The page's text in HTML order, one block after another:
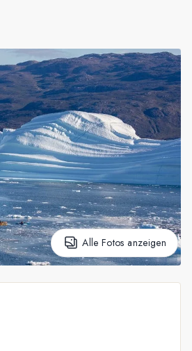
Alle Fotos anzeigen